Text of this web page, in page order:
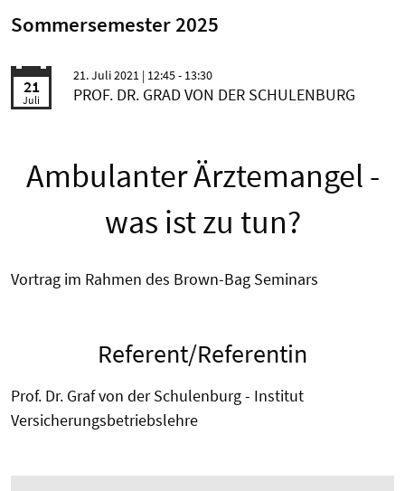
Sommersemester 2025
21
Juli
21. Juli 2021 | 12:45 - 13:30
PROF. DR. GRAD VON DER SCHULENBURG
Ambulanter Ärztemangel -
was ist zu tun?
Vortrag im Rahmen des Brown-Bag Seminars
Referent/Referentin
Prof. Dr. Graf von der Schulenburg - Institut
Versicherungsbetriebslehre